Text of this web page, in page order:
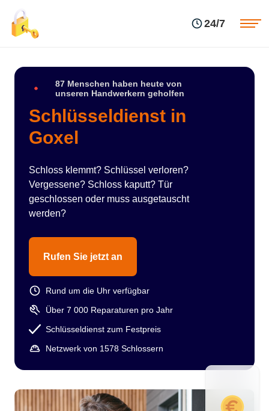
24/7
87 Menschen haben heute von
unseren Handwerkern geholfen
Schlüsseldienst in
Goxel
Schloss klemmt? Schlüssel verloren?
Vergessene? Schloss kaputt? Tür
geschlossen oder muss ausgetauscht
werden?
Rufen Sie jetzt an
Rund um die Uhr verfügbar
Über 7 000 Reparaturen pro Jahr
Schlüsseldienst zum Festpreis
Netzwerk von 1578 Schlossern